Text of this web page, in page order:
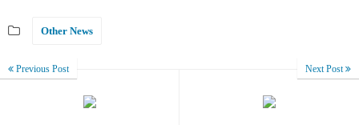
Other News
Previous Post Next Post